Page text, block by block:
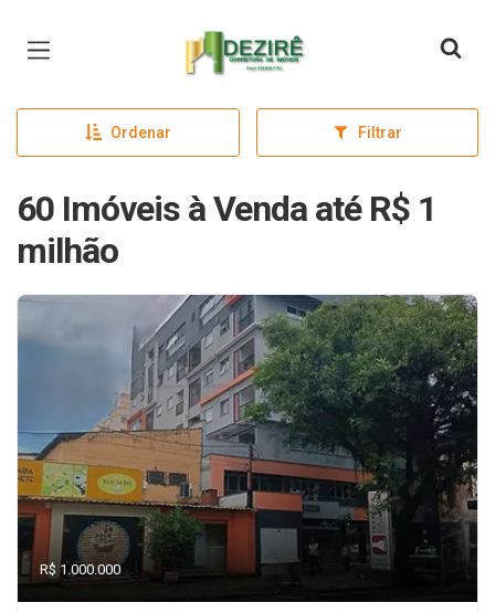
Página inicial
Ordenar Filtrar
60 Imóveis à Venda até R$ 1
milhão
R$ 1.000.000